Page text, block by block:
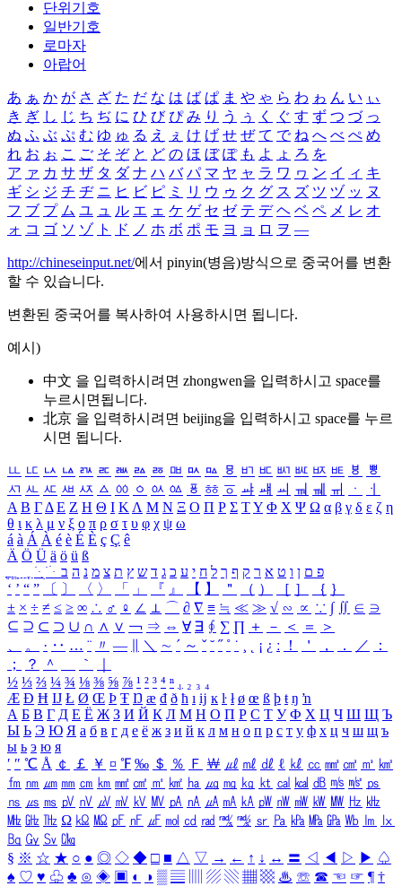
단위기호
일반기호
로마자
아랍어
あ ぁ か が さ ざ た だ な は ば ぱ ま や ゃ ら わ ゎ ん い ぃ
き ぎ し じ ち ぢ に ひ び ぴ み り う ぅ く ぐ す ず つ づ っ
ぬ ふ ぶ ぷ む ゆ ゅ る え ぇ け げ せ ぜ て で ね へ べ ぺ め
れ お ぉ こ ご そ ぞ と ど の ほ ぼ ぽ も よ ょ ろ を
ア ァ カ サ ザ タ ダ ナ ハ バ パ マ ヤ ャ ラ ワ ヮ ン イ ィ キ
ギ シ ジ チ ヂ ニ ヒ ビ ピ ミ リ ウ ゥ ク グ ス ズ ツ ヅ ッ ヌ
フ ブ プ ム ユ ュ ル エ ェ ケ ゲ セ ゼ テ デ ヘ ベ ペ メ レ オ
ォ コ ゴ ソ ゾ ト ド ノ ホ ボ ポ モ ヨ ョ ロ ヲ ―
http://chineseinput.net/에서 pinyin(병음)방식으로 중국어를 변환
할 수 있습니다.
변환된 중국어를 복사하여 사용하시면 됩니다.
예시)
中文 을 입력하시려면 zhongwen을 입력하시고 space를
누르시면됩니다.
北京 을 입력하시려면 beijing을 입력하시고 space를 누르
시면 됩니다.
ㅥ ㅦ ㅧ ㅨ ㅩ ㅪ ㅫ ㅬ ㅭ ㅮ ㅯ ㅰ ㅱ ㅲ ㅳ ㅴ ㅵ ㅶ ㅷ ㅸ
ㅹ
ㅺ ㅻ ㅼ ㅽ ㅾ ㅿ ㆀ ㆁ ㆂ ㆃ ㆄ ㆅ ㆆ ㆇ ㆈ ㆉ ㆊ ㆋ ㆌ ㆍ
ㆎ
Α Β ΓΔ Ε Ζ Η Θ Ι ΚΛ Μ Ν Ξ Ο Π Ρ Σ ΤΥ Φ Χ Ψ Ω α β γ δ ε ζ η
θ ι κ λ μ ν ξ ο π ρ σ τ υ φ χ ψ ω
á à Á À é è É È ç Ç ê
Ä Ö Ü ä ö ü ß
ִֶֹ ֻּ ׁׂ פ ם ן ו ט א ר ק ף ך ל ח י ע כ ג ד ש ץ ת צ מ נ ה ב
‘ ’ “ ” 〔 〕 〈 〉 「 」 『 』 【 】 ＂ （ ） ［ ］ ｛ ｝
± × ÷ ≠ ≤ ≥ ∞ ∴ ♂ ♀ ∠ ⊥ ⌒ ∂ ∇ ≡ ≒ ≪ ≫ √ ∽ ∝ ∵ ∫ ∬ ∈ ∋
⊆ ⊇ ⊂ ⊃ ∪ ∩ ∧ ∨ ￢ ⇒ ⇔ ∀ ∃ ∮ ∑ ∏ ＋ － ＜ ＝
＞
、
。 · ‥ … ¨ 〃 ― ＼ ∼ ´ ～ ˇ ˘ ˝ ˚ ˙ ¸ ¡ ¿ ː ！ ＇ ， ． ／
：
；
？ ＾ ｀
½ ⅓ ⅔ ¼ ¾ ⅛ ⅜ ⅝ ⅞ ¹ ² ³ ⁴ ⁿ ₁ ₂ ₃ ₄
Æ Ð Ħ Ĳ Ł Ø Œ Þ Ŧ Ŋ æ đ ð ħ ı ĳ ĸ ŀ ł ø œ ß þ ŧ ŋ ŉ
А Б В Г Д Е Ё Ж З И Й К Л М Н О П Р С Т У Ф Х Ц Ч Ш Щ Ъ
Ы Ь Э Ю Я а б в г д е ё ж з и й к л м н о п р с т у ф х ц ч ш щ ъ
ы ь э ю я
′ ″ ℃ Å ￠ ￡ ￥ ¤ ℉ ‰ ＄ ％ Ｆ ￦ ㎕ ㎖ ㎗ ℓ ㎘ ㏄ ㎣ ㎤ ㎥ ㎦
㎙ ㎚ ㎛ ㎜ ㎝ ㎞ ㎟ ㎠ ㎡ ㎢ ㏊ ㎍ ㎎ ㎏ ㏏ ㎈ ㎉ ㏈ ㎧ ㎨ ㎰
㎱ ㎲ ㎳ ㎴ ㎵ ㎶ ㎷ ㎸ ㎹ ㎀ ㎁ ㎂ ㎃ ㎄ ㎺ ㎻ ㎽ ㎾ ㎿ ㎐ ㎑
㎒ ㎓ ㎔ Ω ㏀ ㏁ ㎊ ㎋ ㎌ ㏖ ㏅ ㎭ ㎮ ㎯ ㏛ ㎩ ㎪ ㎫ ㎬ ㏝ ㏐
㏓
㏃ ㏉ ㏜ ㏆
§ ※ ☆ ★ ○ ● ◎ ◇ ◆ □ ■ △ ▽ → ← ↑ ↓ ↔ 〓 ◁ ◀ ▷ ▶ ♤
♠ ♡ ♥ ♧ ♣ ⊙ ◈ ▣ ◐ ◑ ▒ ▤ ▨ ▧ ▦ ▩ ♨ ☏ ☎ ☜ ☞ ¶ †